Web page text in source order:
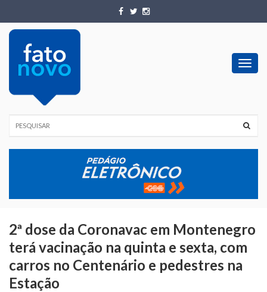
2ª dose da Coronavac em Montenegro
terá vacinação na quinta e sexta, com
carros no Centenário e pedestres na
Estação